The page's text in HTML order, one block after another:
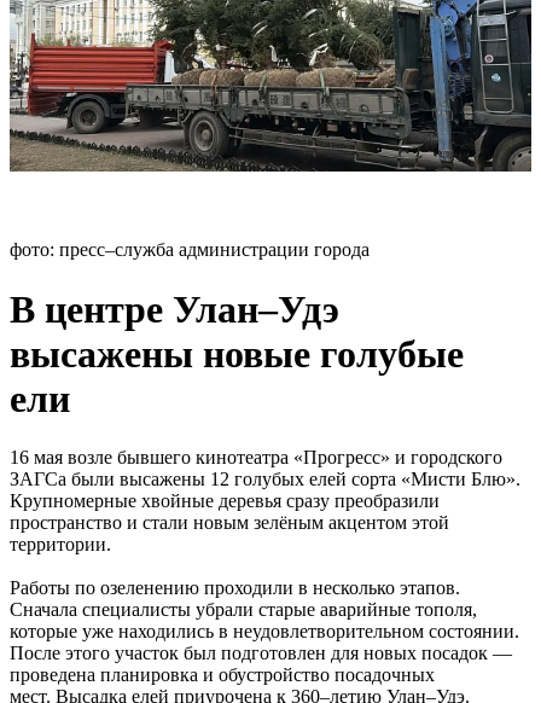
фото: пресс–служба администрации города
В центре Улан–Удэ
высажены новые голубые
ели
16 мая возле бывшего кинотеатра «Прогресс» и городского
ЗАГСа были высажены 12 голубых елей сорта «Мисти Блю».
Крупномерные хвойные деревья сразу преобразили
пространство и стали новым зелёным акцентом этой
территории.
Работы по озеленению проходили в несколько этапов.
Сначала специалисты убрали старые аварийные тополя,
которые уже находились в неудовлетворительном состоянии.
После этого участок был подготовлен для новых посадок —
проведена планировка и обустройство посадочных
мест. Высадка елей приурочена к 360–летию Улан–Удэ.